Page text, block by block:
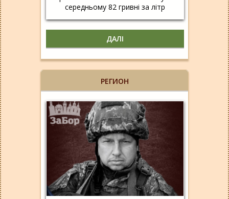
середньому 82 гривні за літр
ДАЛІ
РЕГИОН